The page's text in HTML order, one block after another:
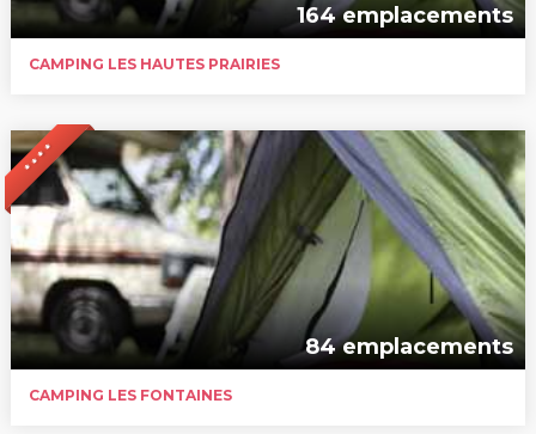
164 emplacements
CAMPING LES HAUTES PRAIRIES
* * * *
84 emplacements
CAMPING LES FONTAINES